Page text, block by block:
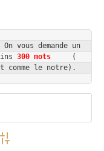
vous demande un
300 mots
     (
comme le notre).
Search